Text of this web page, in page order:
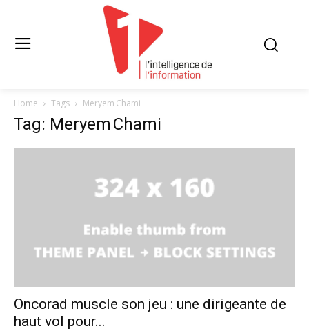
Home Tags Meryem Chami
Tag: Meryem Chami
Oncorad muscle son jeu : une dirigeante de
haut vol pour...